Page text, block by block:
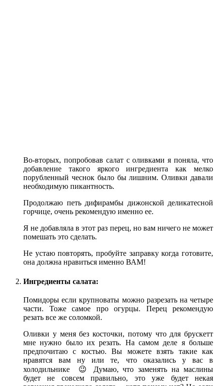
Во-вторых, попробовав салат с оливками я поняла, что
добавление такого яркого ингредиента как мелко
порубленный чеснок было бы лишним. Оливки давали
необходимую пикантность.
Продолжаю петь дифирамбы дижонской деликатесной
горчице, очень рекомендую именно ее.
Я не добавляла в этот раз перец, но вам ничего не может
помешать это сделать.
Не устаю повторять, пробуйте заправку когда готовите,
она должна нравиться именно ВАМ!
Ингредиенты салата:
Помидоры если крупноваты можно разрезать на четыре
части. Тоже самое про огурцы. Перец рекомендую
резать все же соломкой.
Оливки у меня без косточки, потому что для брускетт
мне нужно было их резать. На самом деле я больше
предпочитаю с костью. Вы можете взять такие как
нравятся вам ну или те, что оказались у вас в
холодильнике 😉 Думаю, что заменять на маслины
будет не совсем правильно, это уже будет некая